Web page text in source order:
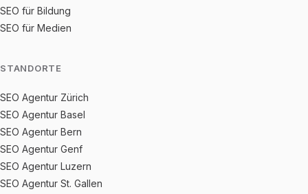
SEO für Bildung
SEO für Medien
STANDORTE
SEO Agentur Zürich
SEO Agentur Basel
SEO Agentur Bern
SEO Agentur Genf
SEO Agentur Luzern
SEO Agentur St. Gallen